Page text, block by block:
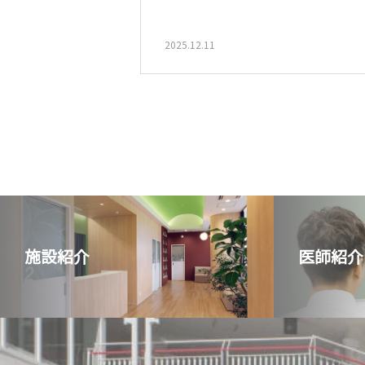
2025.12.11
施設紹介 医師紹介